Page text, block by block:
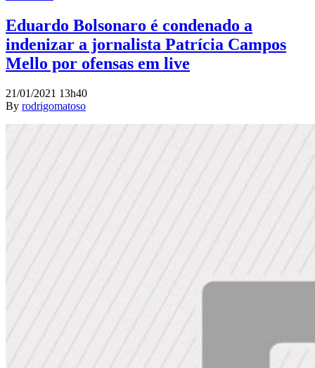
Eduardo Bolsonaro é condenado a
indenizar a jornalista Patrícia Campos
Mello por ofensas em live
21/01/2021 13h40
By rodrigomatoso